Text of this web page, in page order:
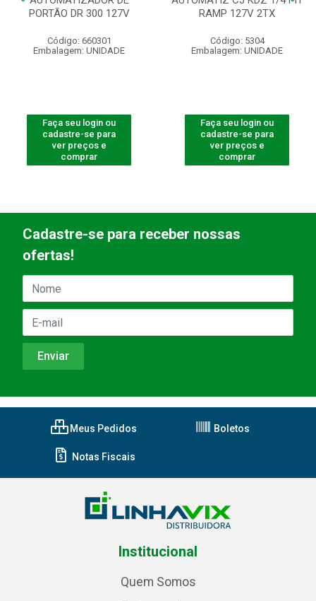
PORTÃO DR 300 127V
Código: 660301
Embalagem: UNIDADE
Faça seu login ou
cadastre-se para
ver preços e
comprar
RAMP 127V 2TX
Código: 5304
Embalagem: UNIDADE
Faça seu login ou
cadastre-se para
ver preços e
comprar
Cadastre-se para receber nossas
ofertas!
Meus Pedidos Boletos
Notas Fiscais
Institucional
Quem Somos